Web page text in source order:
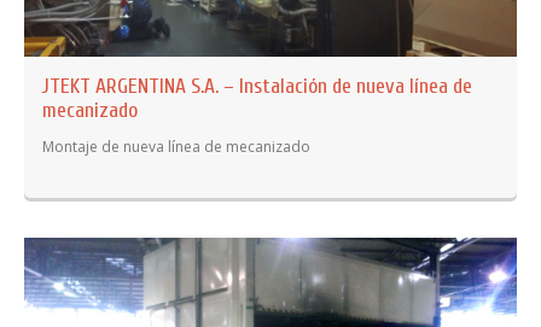
JTEKT ARGENTINA S.A. – Instalación de nueva línea de
mecanizado
Montaje de nueva línea de mecanizado